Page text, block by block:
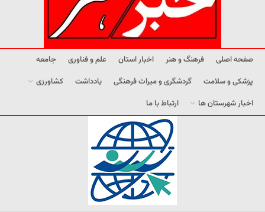
صفحه اصلی فرهنگ و هنر اخبار استان علم و فناوری
جامعه
پزشکی و سلامت
گردشگری و میراث فرهنگی یادداشت
کشاورزی
اخبار شهرستان ها
ارتباط با ما